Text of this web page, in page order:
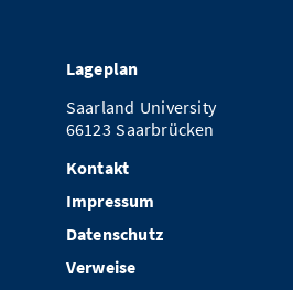
Lageplan
Saarland University
66123 Saarbrücken
Kontakt
Impressum
Datenschutz
Verweise